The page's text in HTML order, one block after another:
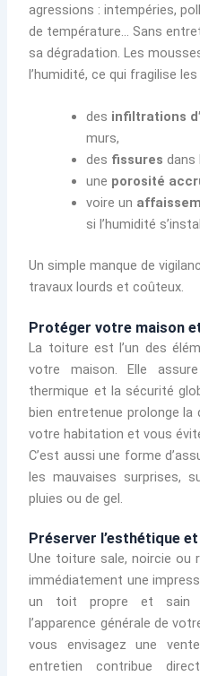
agressions : intempéries,
de température… Sans
sa dégradation. Les
l’humidité, ce qui fragilise
des infiltrations
murs,
des fissures dans
une porosité
voire un
si l’humidité
Un simple manque de
travaux lourds et coûteux.
Protéger votre maison
La toiture est l’un des
votre maison. Elle
thermique et la sécurité
bien entretenue prolonge la
votre habitation et vous
C’est aussi une forme
les mauvaises surprises,
pluies ou de gel.
Préserver l’esthétique
Une toiture sale, noircie ou
immédiatement une
un toit propre et sain
l’apparence générale de
vous envisagez une
entretien contribue